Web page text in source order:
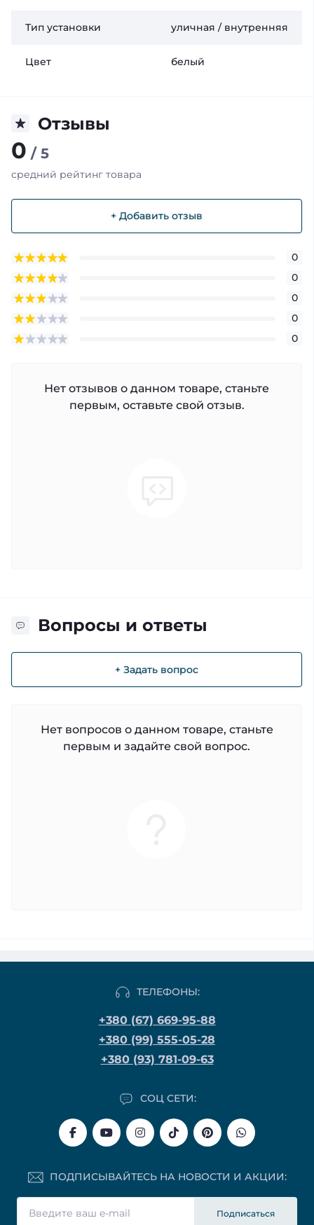
Тип установки уличная / внутренняя
Цвет белый
Отзывы
0 / 5
средний рейтинг товара
+ Добавить отзыв
0
0
0
0
0
Нет отзывов о данном товаре, станьте
первым, оставьте свой отзыв.
Вопросы и ответы
+ Задать вопрос
Нет вопросов о данном товаре, станьте
первым и задайте свой вопрос.
ТЕЛЕФОНЫ:
+380 (67) 669-95-88
+380 (99) 555-05-28
+380 (93) 781-09-63
СОЦ СЕТИ:
ПОДПИСЫВАЙТЕСЬ НА НОВОСТИ И АКЦИИ:
Подписаться